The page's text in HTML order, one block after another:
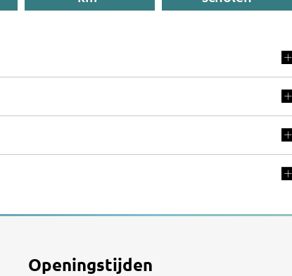
Openingstijden